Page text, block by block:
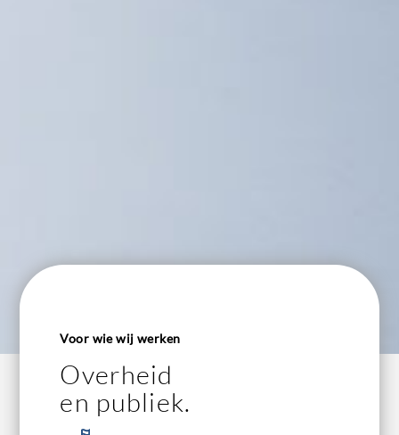
Voor wie wij werken
Overheid
en publiek.